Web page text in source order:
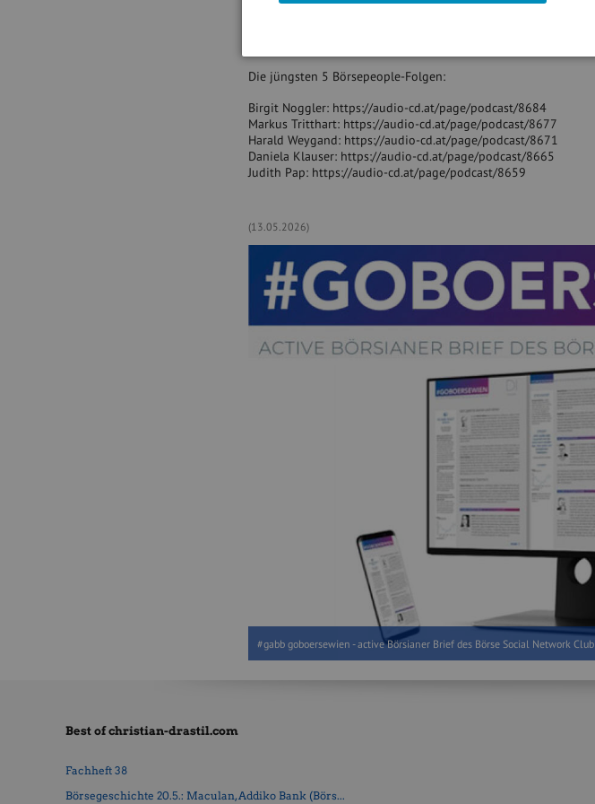
Die jüngsten 5 Börsepeople-Folgen:
Birgit Noggler: https://audio-cd.at/page/podcast/8684
Markus Tritthart: https://audio-cd.at/page/podcast/8677
Harald Weygand: https://audio-cd.at/page/podcast/8671
Daniela Klauser: https://audio-cd.at/page/podcast/8665
Judith Pap: https://audio-cd.at/page/podcast/8659
(13.05.2026)
#gabb goboersewien - active Börsianer Brief des Börse Social Network Club
Best of christian-drastil.com
Fachheft 38
Börsegeschichte 20.5.: Maculan, Addiko Bank (Börs...